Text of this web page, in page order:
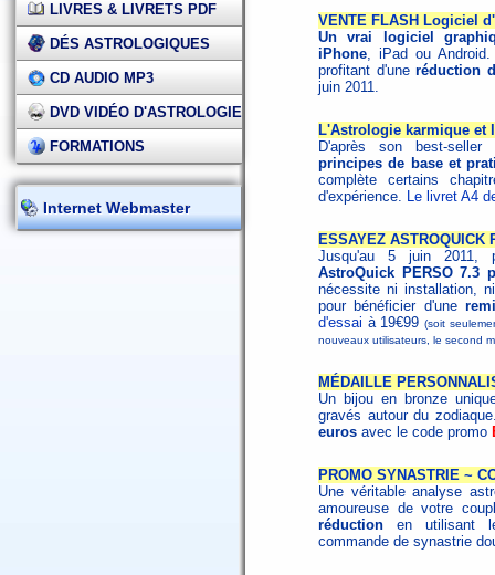
LIVRES & LIVRETS PDF
DÉS ASTROLOGIQUES
CD AUDIO MP3
DVD VIDÉO D'ASTROLOGIE
FORMATIONS
Internet Webmaster
VENTE FLASH Logiciel
Un vrai logiciel
iPhone, iPad ou
profitant d'une réduction
juin 2011.
L'Astrologie karmique et
D'après son best-
principes de base et
complète certains
d'expérience. Le livret A4
ESSAYEZ ASTROQUICK
Jusqu'au 5 juin
AstroQuick PERSO 7.3
nécessite ni installation,
pour bénéficier d'une
d'essai à 19€99(soit
nouveaux utilisateurs, le second
MÉDAILLE
Un bijou en bronze
gravés autour du
euros avec le code promo
PROMO SYNASTRIE ~
Une véritable analyse
amoureuse de votre
réduction en utilisant
commande de synastrie